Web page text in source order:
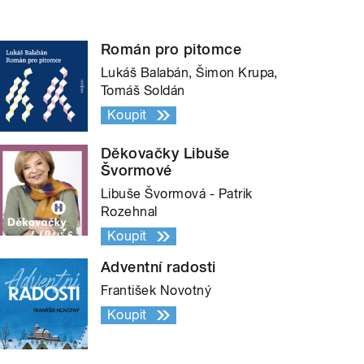
Román pro pitomce
Lukáš Balabán, Šimon Krupa,
Tomáš Soldán
Koupit
Děkovačky Libuše
Švormové
Libuše Švormová - Patrik
Rozehnal
Koupit
Adventní radosti
František Novotný
Koupit